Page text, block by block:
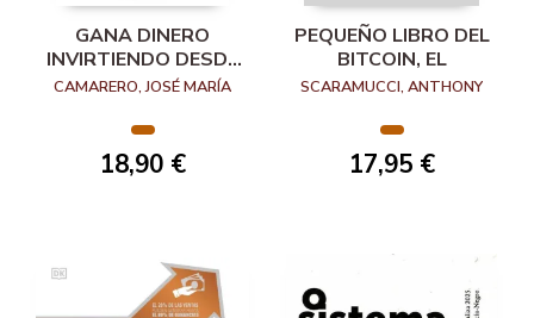
GANA DINERO
INVIRTIENDO DESDE
1 EURO
CAMARERO, JOSÉ MARÍA
18,90 €
PEQUEÑO LIBRO DEL
BITCOIN, EL
SCARAMUCCI, ANTHONY
17,95 €